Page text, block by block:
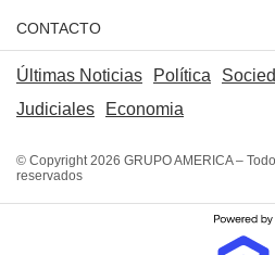
CONTACTO
Últimas Noticias Política
Judiciales
Economia
© Copyright 2026 GRUPO AMERICA –
reservados